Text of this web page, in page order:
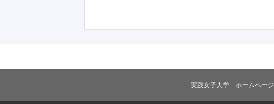
実践女子大学 ホームページ